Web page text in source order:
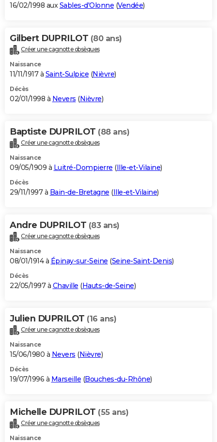
16/02/1998 auxSables-d'Olonne (Vendée)
Gilbert DUPRILOT (80 ans)
Créer une cagnotte obsèques
Naissance
11/11/1917 à Saint-Sulpice (Nièvre)
Décès
02/01/1998 à Nevers (Nièvre)
Baptiste DUPRILOT (88 ans)
Créer une cagnotte obsèques
Naissance
09/05/1909 à Luitré-Dompierre (Ille-et-Vilaine)
Décès
29/11/1997 à Bain-de-Bretagne (Ille-et-Vilaine)
Andre DUPRILOT (83 ans)
Créer une cagnotte obsèques
Naissance
08/01/1914 à Épinay-sur-Seine (Seine-Saint-Denis)
Décès
22/05/1997 à Chaville (Hauts-de-Seine)
Julien DUPRILOT (16 ans)
Créer une cagnotte obsèques
Naissance
15/06/1980 à Nevers (Nièvre)
Décès
19/07/1996 à Marseille (Bouches-du-Rhône)
Michelle DUPRILOT (55 ans)
Créer une cagnotte obsèques
Naissance